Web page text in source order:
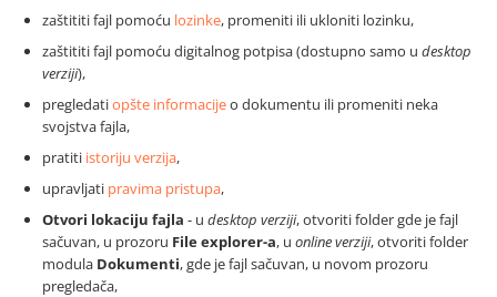
zaštititi fajl pomoću lozinke, promeniti ili ukloniti lozinku,
zaštititi fajl pomoću digitalnog potpisa (dostupno samo u desktop
verziji),
pregledatiopšte informacijeo dokumentu ili promeniti neka
svojstva fajla,
pratiti istoriju verzija,
upravljati pravima pristupa,
Otvori lokaciju fajla - u desktop verziji, otvoriti folder gde je fajl
sačuvan, u prozoru File explorer-a, u online verziji, otvoriti folder
modula Dokumenti, gde je fajl sačuvan, u novom prozoru
pregledača,